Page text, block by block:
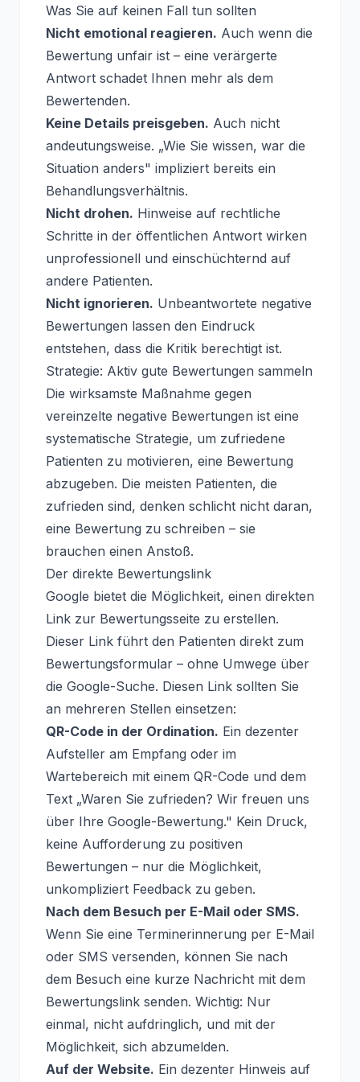
Was Sie auf keinen Fall tun sollten
Nicht emotional reagieren. Auch wenn die
Bewertung unfair ist – eine verärgerte
Antwort schadet Ihnen mehr als dem
Bewertenden.
Keine Details preisgeben. Auch nicht
andeutungsweise. „Wie Sie wissen, war die
Situation anders" impliziert bereits ein
Behandlungsverhältnis.
Nicht drohen. Hinweise auf rechtliche
Schritte in der öffentlichen Antwort wirken
unprofessionell und einschüchternd auf
andere Patienten.
Nicht ignorieren. Unbeantwortete negative
Bewertungen lassen den Eindruck
entstehen, dass die Kritik berechtigt ist.
Strategie: Aktiv gute Bewertungen sammeln
Die wirksamste Maßnahme gegen
vereinzelte negative Bewertungen ist eine
systematische Strategie, um zufriedene
Patienten zu motivieren, eine Bewertung
abzugeben. Die meisten Patienten, die
zufrieden sind, denken schlicht nicht daran,
eine Bewertung zu schreiben – sie
brauchen einen Anstoß.
Der direkte Bewertungslink
Google bietet die Möglichkeit, einen direkten
Link zur Bewertungsseite zu erstellen.
Dieser Link führt den Patienten direkt zum
Bewertungsformular – ohne Umwege über
die Google-Suche. Diesen Link sollten Sie
an mehreren Stellen einsetzen:
QR-Code in der Ordination. Ein dezenter
Aufsteller am Empfang oder im
Wartebereich mit einem QR-Code und dem
Text „Waren Sie zufrieden? Wir freuen uns
über Ihre Google-Bewertung." Kein Druck,
keine Aufforderung zu positiven
Bewertungen – nur die Möglichkeit,
unkompliziert Feedback zu geben.
Nach dem Besuch per E-Mail oder SMS.
Wenn Sie eine Terminerinnerung per E-Mail
oder SMS versenden, können Sie nach
dem Besuch eine kurze Nachricht mit dem
Bewertungslink senden. Wichtig: Nur
einmal, nicht aufdringlich, und mit der
Möglichkeit, sich abzumelden.
Auf der Website. Ein dezenter Hinweis auf